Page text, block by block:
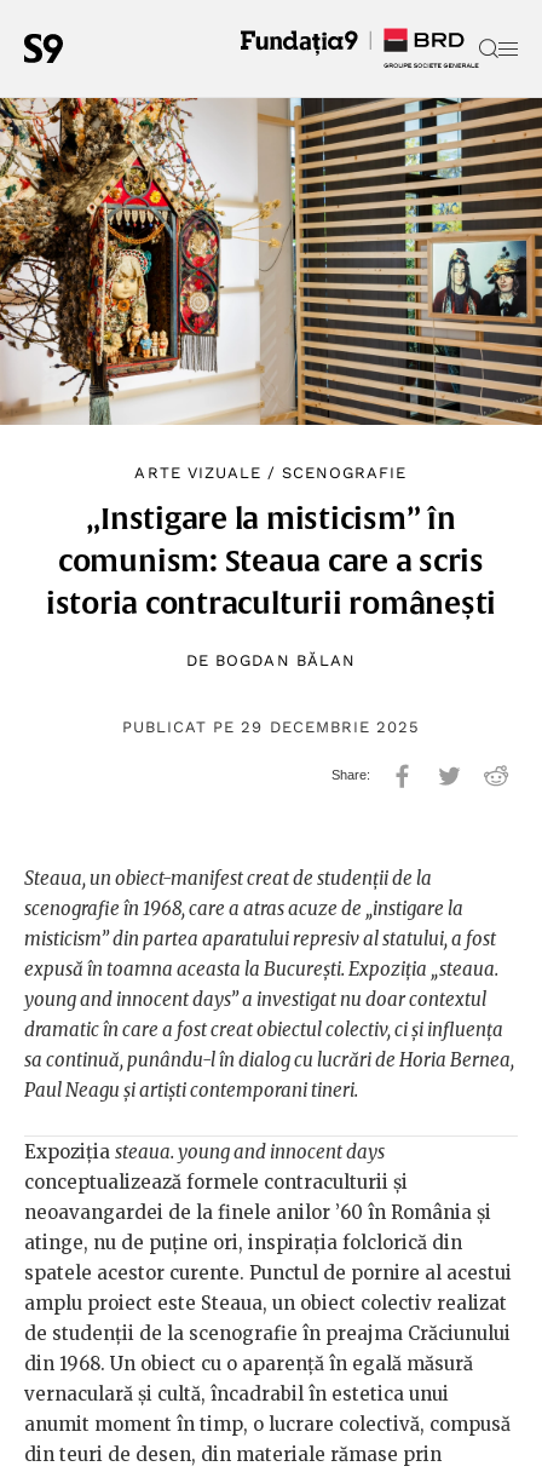
ARTE VIZUALE /SCENOGRAFIE
„Instigare la misticism” în
comunism: Steaua care a scris
istoria contraculturii românești
DE BOGDAN BĂLAN
PUBLICAT PE 29 DECEMBRIE 2025
Steaua, un obiect-manifest creat de studenții de la
scenografie în 1968, care a atras acuze de „instigare la
misticism” din partea aparatului represiv al statului, a fost
expusă în toamna aceasta la București. Expoziția „steaua.
young and innocent days” a investigat nu doar contextul
dramatic în care a fost creat obiectul colectiv, ci și influența
sa continuă, punându-l în dialog cu lucrări de Horia Bernea,
Paul Neagu și artiști contemporani tineri.
Expoziția steaua. young and innocent days
conceptualizează formele contraculturii și
neoavangardei de la finele anilor ’60 în România și
atinge, nu de puține ori, inspirația folclorică din
spatele acestor curente. Punctul de pornire al acestui
amplu proiect este Steaua, un obiect colectiv realizat
de studenții de la scenografie în preajma Crăciunului
din 1968. Un obiect cu o aparență în egală măsură
vernaculară și cultă, încadrabil în estetica unui
anumit moment în timp, o lucrare colectivă, compusă
din teuri de desen, din materiale rămase prin